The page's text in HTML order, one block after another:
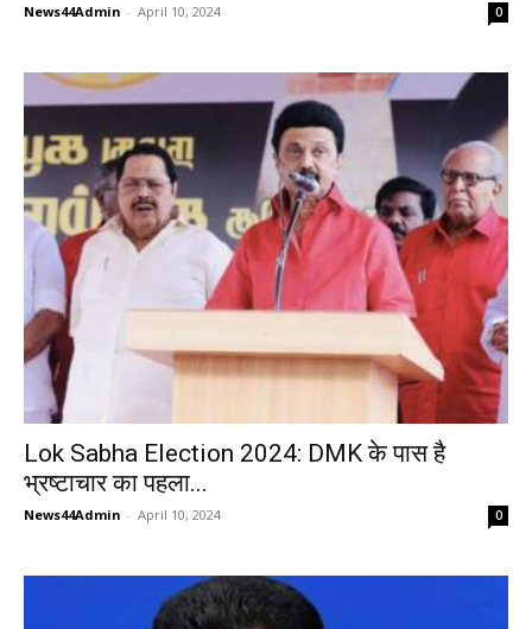
News44Admin - April 10, 2024 0
Lok Sabha Election 2024: DMK के पास है
भ्रष्टाचार का पहला...
News44Admin - April 10, 2024 0